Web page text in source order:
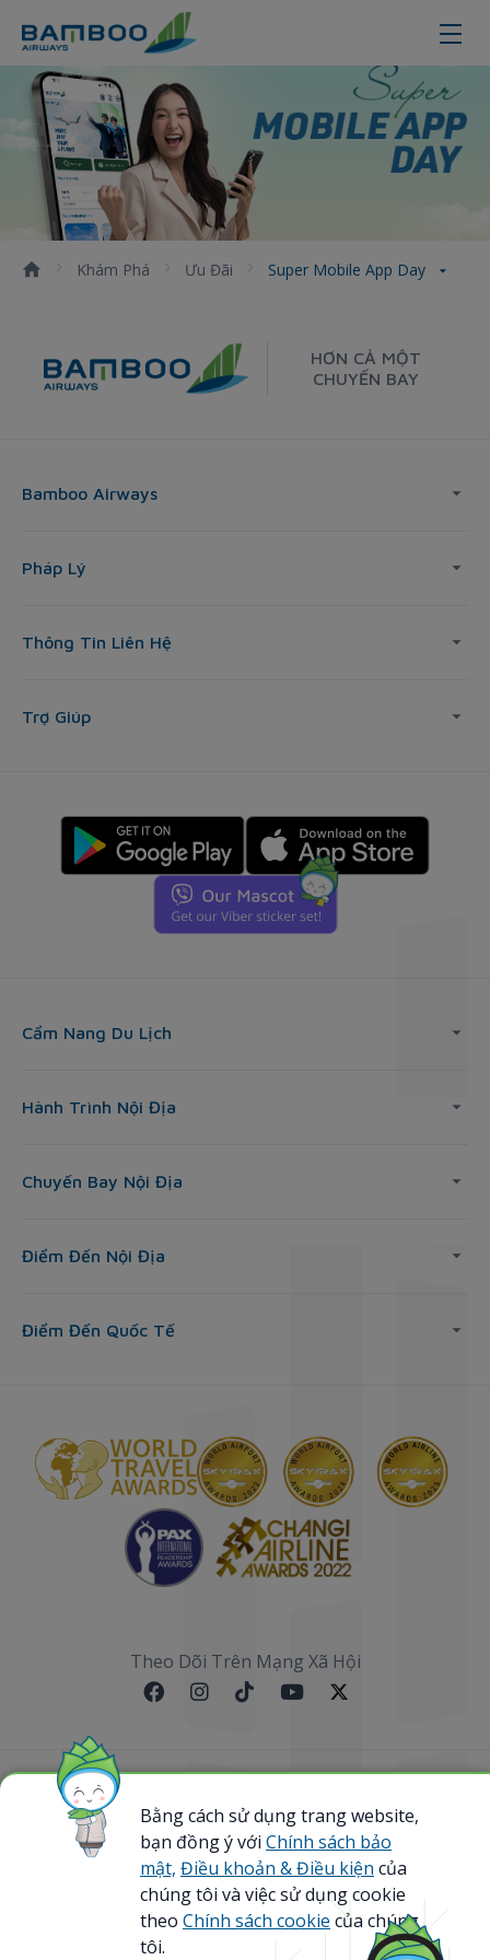
Super Mobile App Day - Bamboo
Khám Phá Ưu Đãi Super Mobile App Day
HƠN CẢ MỘT
CHUYẾN BAY
Bamboo Airways
Pháp Lý
Thông Tin Liên Hệ
Trợ Giúp
Cẩm Nang Du Lịch
Hành Trình Nội Địa
Chuyến Bay Nội Địa
Điểm Đến Nội Địa
Điểm Đến Quốc Tế
Theo Dõi Trên Mạng Xã Hội
Sơ đồ website
@ 2023 Bamboo Airways Copyright. All Rights
Reserved.
Business Registration Code: 0107867370
Bằng cách sử dụng trang website,
bạn đồng ý với Chính sách bảo
mật, Điều khoản & Điều kiện của
chúng tôi và việc sử dụng cookie
theo Chính sách cookie của chúng
tôi.